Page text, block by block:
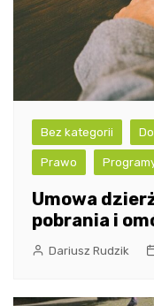
Bez kategorii
Prawo
Umowa
pobrania i
Dariusz Rudzik